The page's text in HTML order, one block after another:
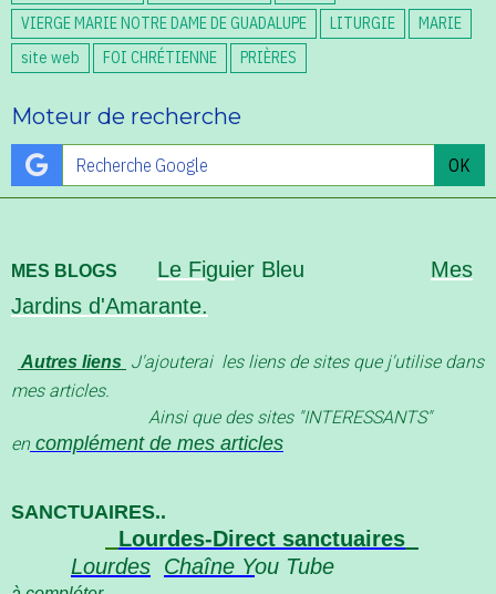
VIERGE MARIE NOTRE DAME DE GUADALUPE
LITURGIE
MARIE
site web
FOI CHRÉTIENNE PRIÈRES
Moteur de recherche
OK
MES BLOGS Le Figuier Bleu
Mes
Jardins d'Amarante.
Autres liens J'ajouterai les liens de sites que j'utilise dans
mes articles.
Ainsi que des sites "INTERESSANTS"
encomplément de mes articles
SANCTUAIRES..
Lourdes-Direct sanctuaires
Lourdes Chaîne You Tube